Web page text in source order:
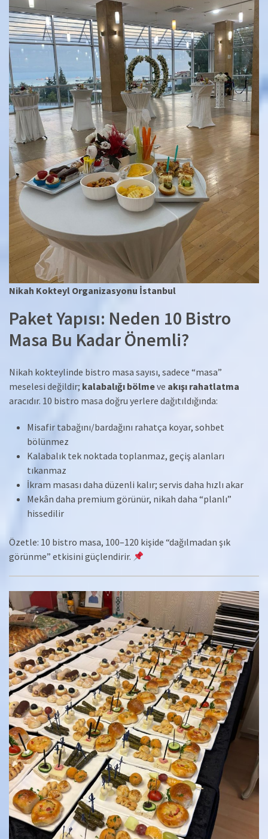
Nikah Kokteyl Organizasyonu İstanbul
Paket Yapısı: Neden 10 Bistro
Masa Bu Kadar Önemli?
Nikah kokteylinde bistro masa sayısı, sadece “masa”
meselesi değildir; kalabalığı bölmeve akışı rahatlatma
aracıdır. 10 bistro masa doğru yerlere dağıtıldığında:
Misafir tabağını/bardağını rahatça koyar, sohbet
bölünmez
Kalabalık tek noktada toplanmaz, geçiş alanları
tıkanmaz
İkram masası daha düzenli kalır; servis daha hızlı akar
Mekân daha premium görünür, nikah daha “planlı”
hissedilir
Özetle: 10 bistro masa, 100–120 kişide “dağılmadan şık
görünme” etkisini güçlendirir.